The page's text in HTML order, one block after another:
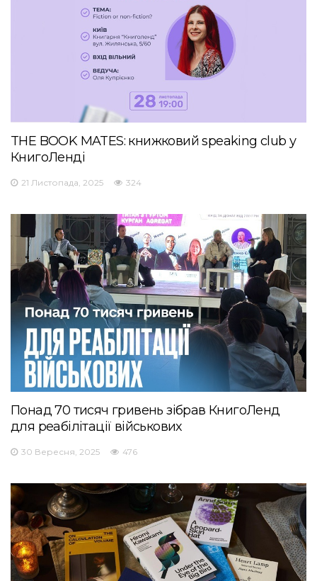
THE BOOK MATES: книжковий speaking club у
КнигоЛенді
21 Листопада, 2025 324
Понад 70 тисяч гривень зібрав КнигоЛенд
для реабілітації військових
30 Вересня, 2025 476